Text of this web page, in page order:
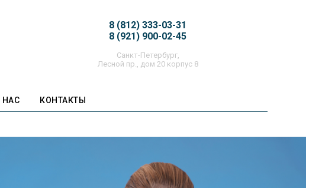
8 (812) 333-03-31
8 (921) 900-02-45
Санкт-Петербург,
Лесной пр., дом 20 корпус 8
НАС КОНТАКТЫ